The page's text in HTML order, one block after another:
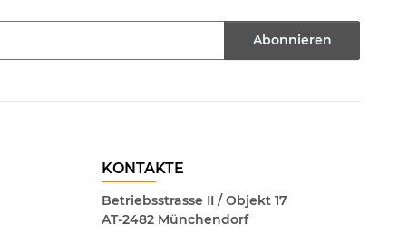
Abonnieren
KONTAKTE
Betriebsstrasse II / Objekt 17
AT-2482 Münchendorf